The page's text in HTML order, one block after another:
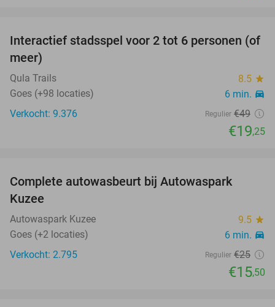
61%
Interactief stadsspel voor 2 tot 6 personen (of
meer)
Qula Trails 8.5 star
Goes (+98 locaties) 6 min. directions_car
Verkocht: 9.376 Regulier €49
€19,25
Complete autowasbeurt bij Autowaspark
Kuzee
Autowaspark Kuzee 9.5 star
Goes (+2 locaties) 6 min. directions_car
Verkocht: 2.795 Regulier €25
€15,50